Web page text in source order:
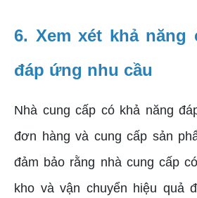
6. Xem xét khả năng
đáp ứng nhu cầu
Nhà cung cấp có khả năng
đơn hàng và cung cấp sản
đảm bảo rằng nhà cung cấp
kho và vận chuyển hiệu quả